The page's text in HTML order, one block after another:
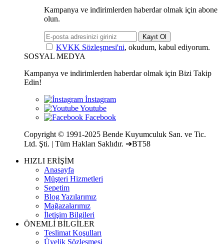
Kampanya ve indirimlerden haberdar olmak için abone
olun.
Kayıt Ol
KVKK Sözleşmesi'ni, okudum, kabul ediyorum.
SOSYAL MEDYA
Kampanya ve indirimlerden haberdar olmak için Bizi Takip
Edin!
Copyright © 1991-2025 Bende Kuyumculuk San. ve Tic.
Ltd. Şti. | Tüm Hakları Saklıdır. ➔BT58
HIZLI ERİŞİM
Anasayfa
Müşteri Hizmetleri
Sepetim
Blog Yazılarımız
Mağazalarımız
İletişim Bilgileri
ÖNEMLİ BİLGİLER
Teslimat Koşulları
Üyelik Sözleşmesi